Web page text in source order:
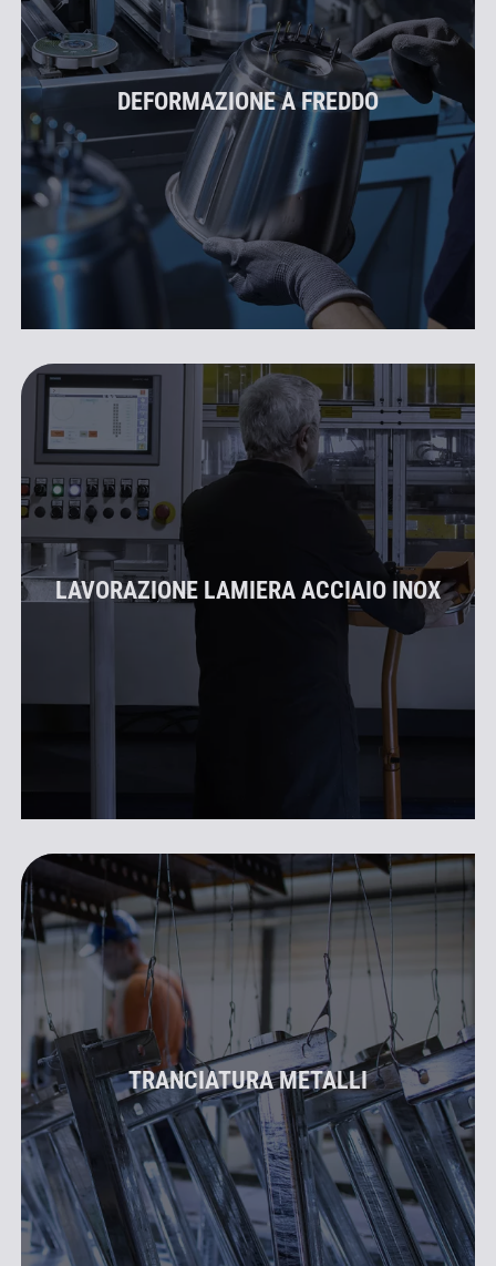
DEFORMAZIONE A FREDDO
LAVORAZIONE LAMIERA ACCIAIO INOX
TRANCIATURA METALLI